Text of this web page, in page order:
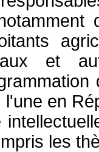
et
en
les